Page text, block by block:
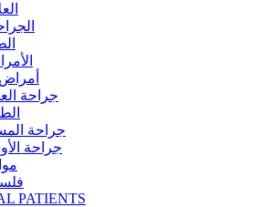
جراحة
جراحة
جراحة
PATIENTS